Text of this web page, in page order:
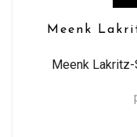
Meenk
Meenk